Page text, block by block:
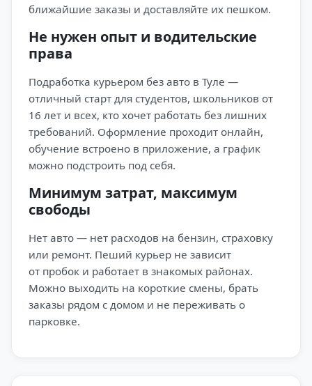
ближайшие заказы и доставляйте их пешком.
Не нужен опыт и водительские
права
Подработка курьером без авто в Туле —
отличный старт для студентов, школьников от
16 лет и всех, кто хочет работать без лишних
требований. Оформление проходит онлайн,
обучение встроено в приложение, а график
можно подстроить под себя.
Минимум затрат, максимум
свободы
Нет авто — нет расходов на бензин, страховку
или ремонт. Пеший курьер не зависит
от пробок и работает в знакомых районах.
Можно выходить на короткие смены, брать
заказы рядом с домом и не переживать о
парковке.